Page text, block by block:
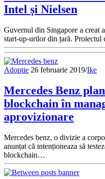
Intel și Nielsen
Guvernul din Singapore a creat
start-up-urilor din țară.
Adoptie 26 februarie 2019/Ike
Mercedes Benz
blockchain în
aprovizionare
Mercedes benz, o divizie a
anunțat că intenționeaza să
blockchain…